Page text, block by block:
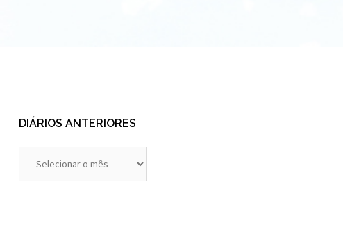
DIÁRIOS ANTERIORES
Anteriores